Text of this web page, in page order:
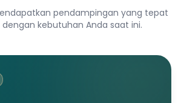
pendampingan yang tepat
kebutuhan Anda saat ini.